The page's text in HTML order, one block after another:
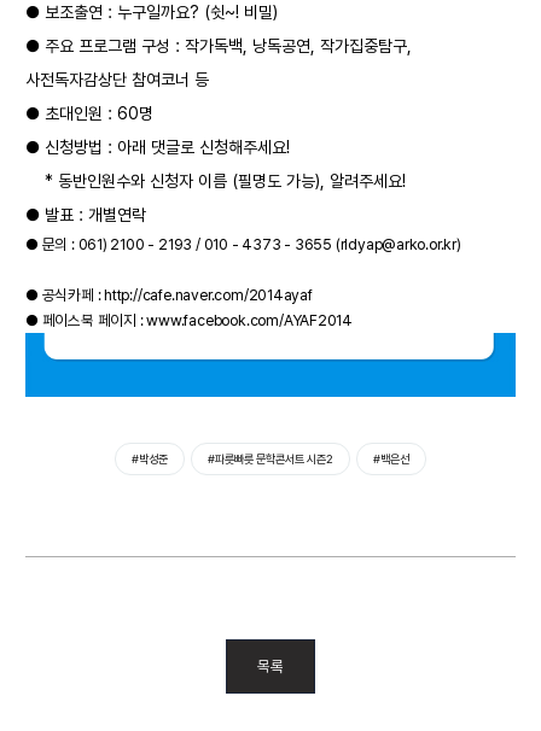
● 보조출연 : 누구일까요? (쉿~! 비밀)
● 주요 프로그램 구성 : 작가독백, 낭독공연, 작가집중탐구,
사전독자감상단 참여코너 등
● 초대인원 : 60명
● 신청방법 : 아래 댓글로 신청해주세요!
* 동반인원수와 신청자 이름 (필명도 가능), 알려주세요!
● 발표 : 개별연락
● 문의 : 061) 2100 - 2193 / 010 - 4373 - 3655 (rldyap@arko.or.kr)
● 공식카페 :http://cafe.naver.com/2014ayaf
● 페이스북 페이지 :www.facebook.com/AYAF2014
#박성준 #파릇빠릇 문학콘서트 시즌2 #백은선
목록